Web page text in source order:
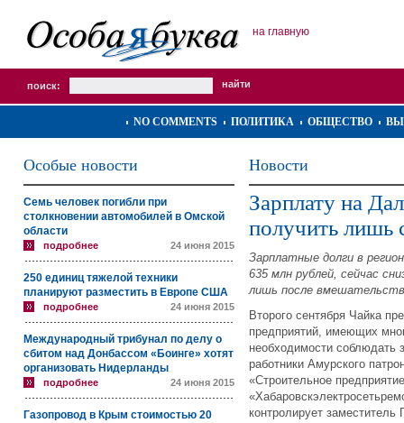
на главную
поиск:
NO COMMENTS ПОЛИТИКА ОБЩЕСТВО
Особые новости
Семь человек погибли при
столкновении автомобилей в Омской
области
подробнее 24 июня 2015
250 единиц тяжелой техники
планируют разместить в Европе США
подробнее 24 июня 2015
Международный трибунал по делу о
сбитом над Донбассом «Боинге» хотят
организовать Нидерланды
подробнее 24 июня 2015
Газопровод в Крым стоимостью 20
Новости
Зарплату на
получить
Зарплатные долги в
635 млн рублей, сейчас
лишь после
Второго сентября Чайка
предприятий, имеющих
необходимости соблюдать
работники Амурского
«Строительное
контролирует